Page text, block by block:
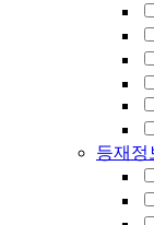
등재정